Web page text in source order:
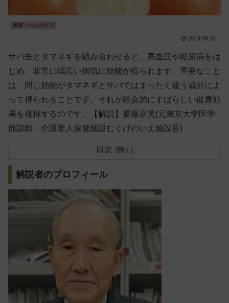
美容・ヘルスケア
2019.09.22
サバ缶とタマネギを組み合わせると、高血圧や糖尿病をは
じめ、非常に幅広い病気に効能が得られます。重要なこと
は、同じ効能がタマネギとサバではまったく違う成分によ
って得られることです。それが総合的にすばらしい健康効
果を発揮するのです。【解説】齋藤嘉美(元東京大学医学
部講師・介護老人保健施設むくげのいえ施設長)
目次
解説者のプロフィール